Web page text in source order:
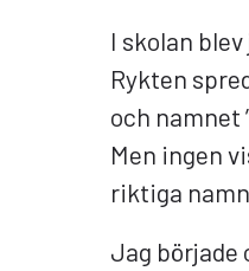
I skolan blev
Rykten
och namnet
Men ingen
riktiga namn.
Jag började